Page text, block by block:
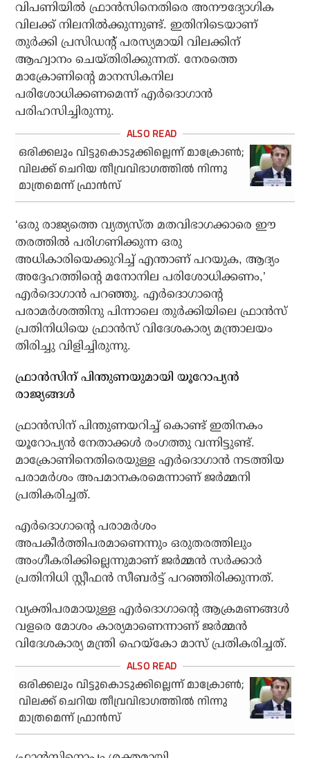
വിപണിയില്‍ ഫ്രാന്‍സിനെതിരെ അനൗദ്യോഗിക
വിലക്ക് നിലനില്‍ക്കുന്നുണ്ട്. ഇതിനിടെയാണ്
തുര്‍ക്കി പ്രസിഡന്റ് പരസ്യമായി വിലക്കിന്
ആഹ്വാനം ചെയ്തിരിക്കുന്നത്. നേരത്തെ
മാക്രോണിന്റെ മാനസികനില
പരിശോധിക്കണമെന്ന് എര്‍ദൊഗാന്‍
പരിഹസിച്ചിരുന്നു.
ഒരിക്കലും വിട്ടുകൊടുക്കില്ലെന്ന് മാക്രോണ്‍;
വിലക്ക് ചെറിയ തീവ്രവിഭാഗത്തില്‍ നിന്നു
മാത്രമെന്ന് ഫ്രാന്‍സ്
‘ഒരു രാജ്യത്തെ വ്യത്യസ്ത മതവിഭാഗക്കാരെ ഈ
തരത്തില്‍ പരിഗണിക്കുന്ന ഒരു
അധികാരിയെക്കുറിച്ച് എന്താണ് പറയുക, ആദ്യം
അദ്ദേഹത്തിന്റെ മനോനില പരിശോധിക്കണം,’
എര്‍ദൊഗാന്‍ പറഞ്ഞു. എര്‍ദൊഗാന്റെ
പരാമര്‍ശത്തിനു പിന്നാലെ തുര്‍ക്കിയിലെ ഫ്രാന്‍സ്
പ്രതിനിധിയെ ഫ്രാന്‍സ് വിദേശകാര്യ മന്ത്രാലയം
തിരിച്ചു വിളിച്ചിരുന്നു.
ഫ്രാന്‍സിന് പിന്തുണയുമായി യൂറോപ്യന്‍
രാജ്യങ്ങള്‍
ഫ്രാന്‍സിന് പിന്തുണയറിച്ച് കൊണ്ട് ഇതിനകം
യൂറോപ്യന്‍ നേതാക്കള്‍ രംഗത്തു വന്നിട്ടുണ്ട്.
മാക്രോണിനെതിരെയുള്ള എര്‍ദൊഗാന്‍ നടത്തിയ
പരാമര്‍ശം അപമാനകരമെന്നാണ് ജര്‍മ്മനി
പ്രതികരിച്ചത്.
എര്‍ദൊഗാന്റെ പരാമര്‍ശം
അപകീര്‍ത്തിപരമാണെന്നും ഒരുതരത്തിലും
അംഗീകരിക്കില്ലെന്നുമാണ് ജര്‍മ്മന്‍ സര്‍ക്കാര്‍
പ്രതിനിധി സ്റ്റീഫന്‍ സീബര്‍ട്ട് പറഞ്ഞിരിക്കുന്നത്.
വ്യക്തിപരമായുള്ള എര്‍ദൊഗാന്റെ ആക്രമണങ്ങള്‍
വളരെ മോശം കാര്യമാണെന്നാണ് ജര്‍മ്മന്‍
വിദേശകാര്യ മന്ത്രി ഹെയ്‌കോ മാസ് പ്രതികരിച്ചത്.
ഒരിക്കലും വിട്ടുകൊടുക്കില്ലെന്ന് മാക്രോണ്‍;
വിലക്ക് ചെറിയ തീവ്രവിഭാഗത്തില്‍ നിന്നു
മാത്രമെന്ന് ഫ്രാന്‍സ്